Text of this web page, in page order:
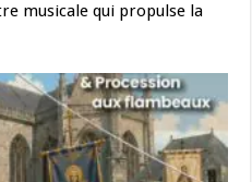
musicale qui propulse la